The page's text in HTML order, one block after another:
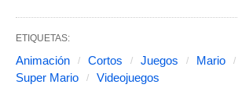
ETIQUETAS:
Animación Cortos Juegos Mario
Super Mario
Videojuegos